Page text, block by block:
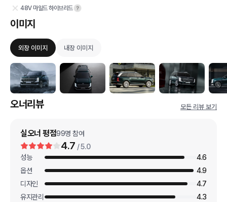
48V 마일드 하이브리드
이미지
외장 이미지 내장 이미지
오너리뷰 모든 리뷰 보기
실오너 평점99명 참여
4.7 / 5.0
성능
4.6
옵션
4.9
디자인
4.7
유지관리
4.3